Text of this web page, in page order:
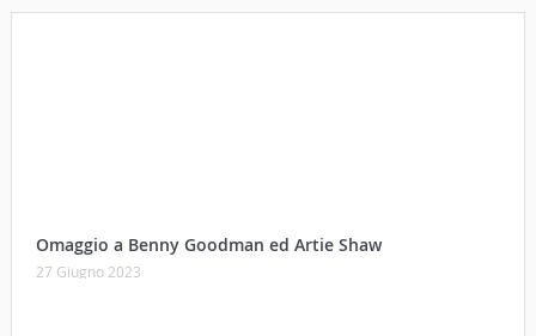
Omaggio a Benny Goodman ed Artie Shaw
27 Giugno 2023